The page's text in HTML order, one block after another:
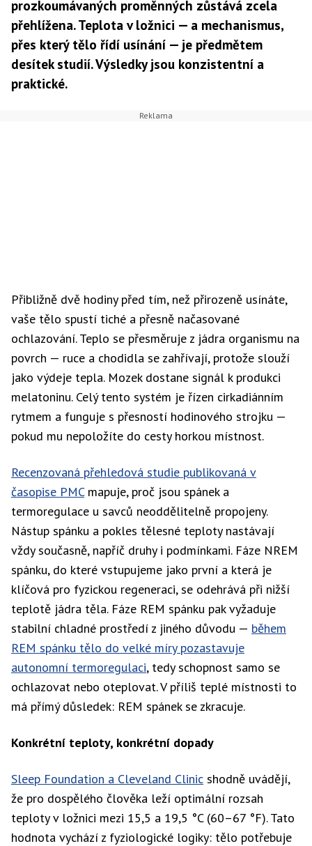
prozkoumávaných proměnných zůstává zcela
přehlížena. Teplota v ložnici — a mechanismus,
přes který tělo řídí usínání — je předmětem
desítek studií. Výsledky jsou konzistentní a
praktické.
Přibližně dvě hodiny před tím, než přirozeně usínáte,
vaše tělo spustí tiché a přesně načasované
ochlazování. Teplo se přesměruje z jádra organismu na
povrch — ruce a chodidla se zahřívají, protože slouží
jako výdeje tepla. Mozek dostane signál k produkci
melatoninu. Celý tento systém je řízen cirkadiánním
rytmem a funguje s přesností hodinového strojku —
pokud mu nepoložíte do cesty horkou místnost.
Recenzovaná přehledová studie publikovaná v
časopise PMCmapuje, proč jsou spánek a
termoregulace u savců neoddělitelně propojeny.
Nástup spánku a pokles tělesné teploty nastávají
vždy současně, napříč druhy i podmínkami. Fáze NREM
spánku, do které vstupujeme jako první a která je
klíčová pro fyzickou regeneraci, se odehrává při nižší
teplotě jádra těla. Fáze REM spánku pak vyžaduje
stabilní chladné prostředí z jiného důvodu — během
REM spánku tělo do velké míry pozastavuje
autonomní termoregulaci, tedy schopnost samo se
ochlazovat nebo oteplovat. V příliš teplé místnosti to
má přímý důsledek: REM spánek se zkracuje.
Konkrétní teploty, konkrétní dopady
Sleep Foundation a Cleveland Clinic shodně uvádějí,
že pro dospělého člověka leží optimální rozsah
teploty v ložnici mezi 15,5 a 19,5 °C (60–67 °F). Tato
hodnota vychází z fyziologické logiky: tělo potřebuje